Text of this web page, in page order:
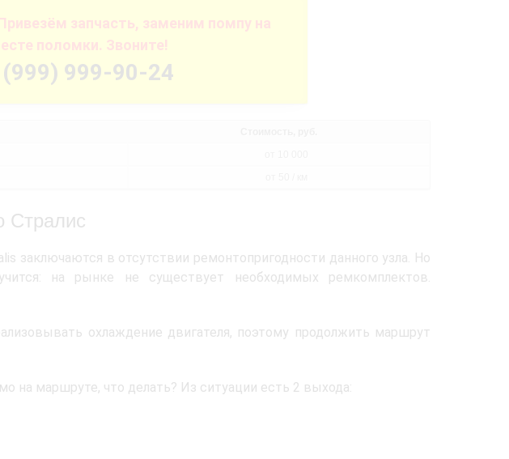
запчасть, заменим помпу на
поломки. Звоните!
999-90-24
Стралис
заключаются в отсутствии ремонтопригодности данного узла. Но
на рынке не существует необходимых ремкомплектов.
охлаждение двигателя, поэтому продолжить маршрут
на маршруте, что делать? Из ситуации есть 2 выхода: